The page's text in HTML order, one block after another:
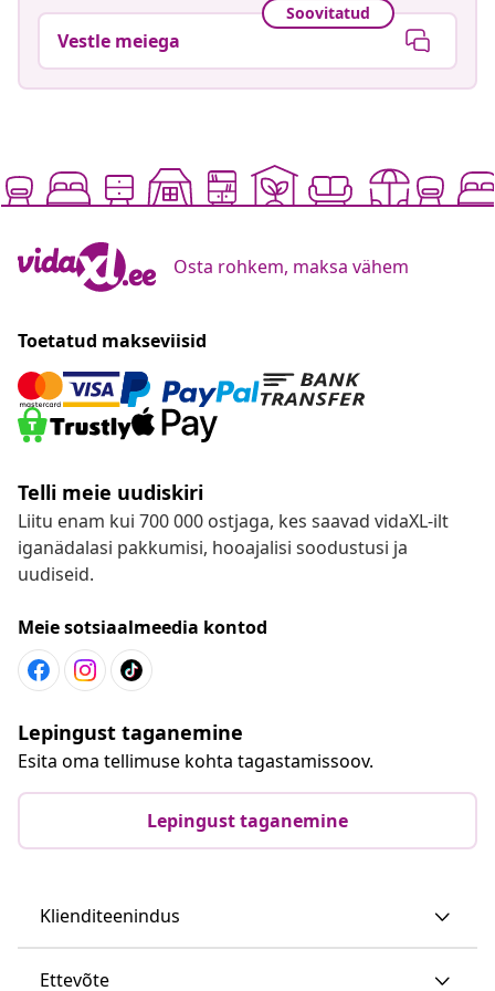
Soovitatud
Vestle meiega
Osta rohkem, maksa vähem
Toetatud makseviisid
Telli meie uudiskiri
Liitu enam kui 700 000 ostjaga, kes saavad vidaXL-ilt
iganädalasi pakkumisi, hooajalisi soodustusi ja
uudiseid.
Meie sotsiaalmeedia kontod
Lepingust taganemine
Esita oma tellimuse kohta tagastamissoov.
Lepingust taganemine
Klienditeenindus
Ettevõte